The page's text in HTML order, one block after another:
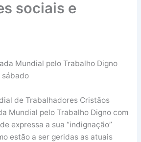
sociais e
Mundial pelo Trabalho Digno
sábado
de Trabalhadores Cristãos
Mundial pelo Trabalho Digno com
expressa a sua “indignação”
estão a ser geridas as atuais